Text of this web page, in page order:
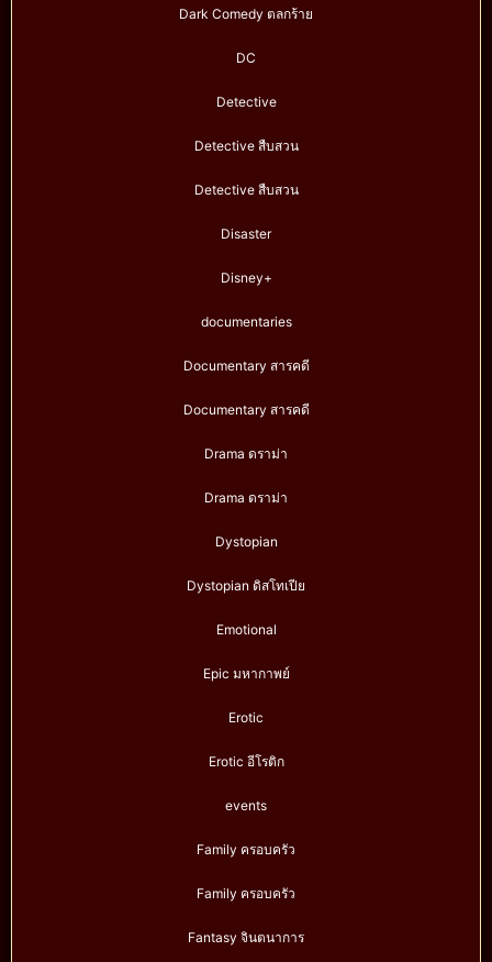
Dark Comedy ตลกร้าย
DC
Detective
Detective สืบสวน
Detective สืบสวน
Disaster
Disney+
documentaries
Documentary สารคดี
Documentary สารคดี
Drama ดราม่า
Drama ดราม่า
Dystopian
Dystopian ดิสโทเปีย
Emotional
Epic มหากาพย์
Erotic
Erotic อีโรติก
events
Family ครอบครัว
Family ครอบครัว
Fantasy จินตนาการ